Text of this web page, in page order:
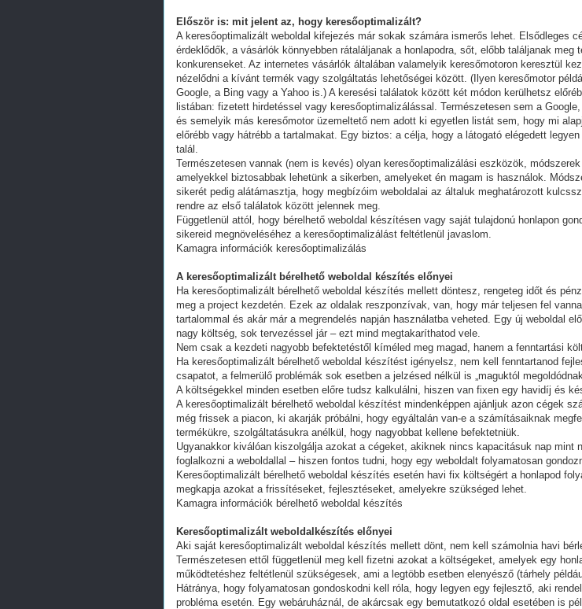
Először is: mit jelent az, hogy keresőoptimalizált?
A keresőoptimalizált weboldal kifejezés már sokak számára ismerős lehet. Elsődleges
érdeklődők, a vásárlók könnyebben rátaláljanak a honlapodra, sőt, előbb találjanak meg
konkurenseket. Az internetes vásárlók általában valamelyik keresőmotoron keresztül
nézelődni a kívánt termék vagy szolgáltatás lehetőségei között. (Ilyen keresőmotor
Google, a Bing vagy a Yahoo is.) A keresési találatok között két módon kerülhetsz
listában: fizetett hirdetéssel vagy keresőoptimalizálással. Természetesen sem a
és semelyik más keresőmotor üzemeltető nem adott ki egyetlen listát sem, hogy mi
előrébb vagy hátrébb a tartalmakat. Egy biztos: a célja, hogy a látogató elégedett
talál.
Természetesen vannak (nem is kevés) olyan keresőoptimalizálási eszközök,
amelyekkel biztosabbak lehetünk a sikerben, amelyeket én magam is használok.
sikerét pedig alátámasztja, hogy megbízóim weboldalai az általuk meghatározott
rendre az első találatok között jelennek meg.
Függetlenül attól, hogy bérelhető weboldal készítésen vagy saját tulajdonú honlapon
sikereid megnöveléséhez a keresőoptimalizálást feltétlenül javaslom.
Kamagra információk keresőoptimalizálás
A keresőoptimalizált bérelhető weboldal készítés előnyei
Ha keresőoptimalizált bérelhető weboldal készítés mellett döntesz, rengeteg időt és
meg a project kezdetén. Ezek az oldalak reszponzívak, van, hogy már teljesen fel
tartalommal és akár már a megrendelés napján használatba veheted. Egy új weboldal
nagy költség, sok tervezéssel jár – ezt mind megtakaríthatod vele.
Nem csak a kezdeti nagyobb befektetéstől kíméled meg magad, hanem a fenntartási
Ha keresőoptimalizált bérelhető weboldal készítést igényelsz, nem kell fenntartanod
csapatot, a felmerülő problémák sok esetben a jelzésed nélkül is „maguktól
A költségekkel minden esetben előre tudsz kalkulálni, hiszen van fixen egy havidíj és
A keresőoptimalizált bérelhető weboldal készítést mindenképpen ajánljuk azon cégek
még frissek a piacon, ki akarják próbálni, hogy egyáltalán van-e a számításaiknak
termékükre, szolgáltatásukra anélkül, hogy nagyobbat kellene befektetniük.
Ugyanakkor kiválóan kiszolgálja azokat a cégeket, akiknek nincs kapacitásuk nap mint
foglalkozni a weboldallal – hiszen fontos tudni, hogy egy weboldalt folyamatosan
Keresőoptimalizált bérelhető weboldal készítés esetén havi fix költségért a honlapod
megkapja azokat a frissítéseket, fejlesztéseket, amelyekre szükséged lehet.
Kamagra információk bérelhető weboldal készítés
Keresőoptimalizált weboldalkészítés előnyei
Aki saját keresőoptimalizált weboldal készítés mellett dönt, nem kell számolnia havi
Természetesen ettől függetlenül meg kell fizetni azokat a költségeket, amelyek egy
működtetéshez feltétlenül szükségesek, ami a legtöbb esetben elenyésző (tárhely
Hátránya, hogy folyamatosan gondoskodni kell róla, hogy legyen egy fejlesztő, aki
probléma esetén. Egy webáruháznál, de akárcsak egy bemutatkozó oldal esetében is